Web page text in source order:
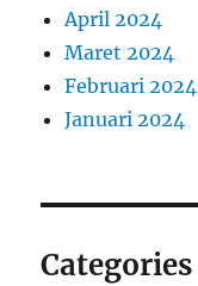
April 2024
Maret 2024
Februari 2024
Januari 2024
Categories